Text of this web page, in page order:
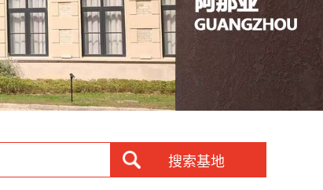
搜索基地